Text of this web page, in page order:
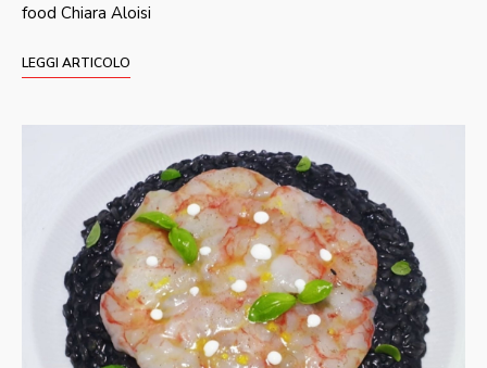
food Chiara Aloisi
LEGGI ARTICOLO